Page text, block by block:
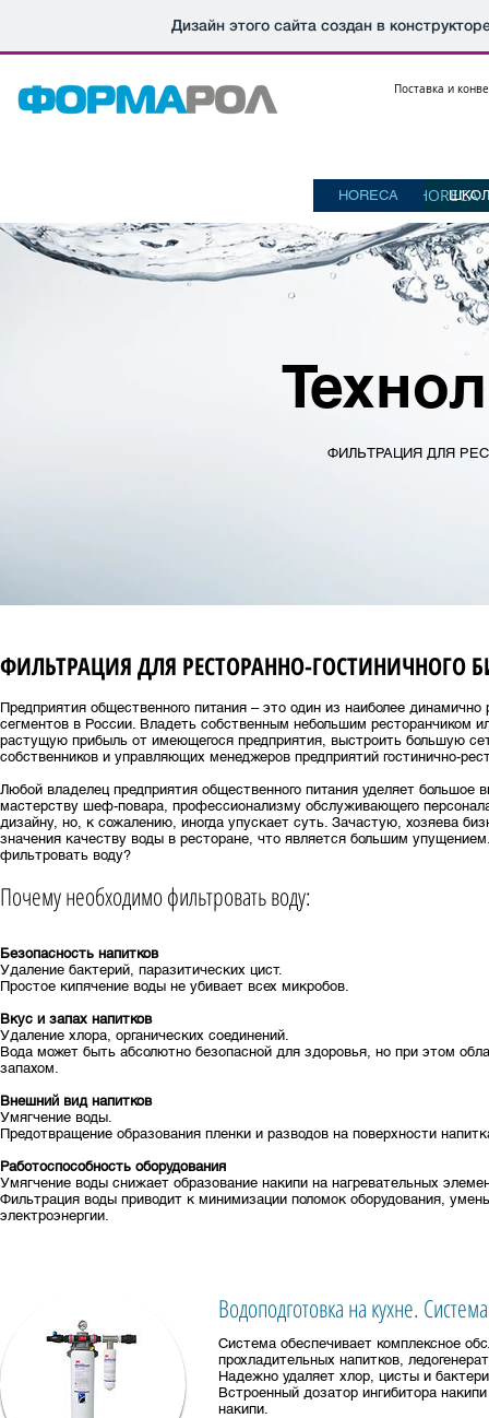
Дизайн этого сайта создан в
Поставка и
HORECA HORECA
HORECA
ФИЛЬТРАЦИЯ ДЛЯ
ФИЛЬТРАЦИЯ ДЛЯ РЕСТОРАННО-ГОСТИНИЧНОГО
Предприятия общественного питания – это один из наиболее
сегментов в России. Владеть собственным небольшим ресторанчиком
растущую прибыль от имеющегося предприятия, выстроить большую
собственников и управляющих менеджеров предприятий гостинично-
Любой владелец предприятия общественного питания уделяет большое
мастерству шеф-повара, профессионализму обслуживающего
дизайну, но, к сожалению, иногда упускает суть. Зачастую, хозяева
значения качеству воды в ресторане, что является большим
фильтровать воду?
Почему необходимо фильтровать воду:
Безопасность напитков
Удаление бактерий, паразитических цист.
Простое кипячение воды не убивает всех микробов.
Вкус и запах напитков
Удаление хлора, органических соединений.
Вода может быть абсолютно безопасной для здоровья, но при этом
запахом.
Внешний вид напитков
Умягчение воды.
Предотвращение образования пленки и разводов на поверхности
Работоспособность оборудования
Умягчение воды снижает образование накипи на нагревательных
Фильтрация воды приводит к минимизации поломок оборудования,
электроэнергии.
Водоподготовка на кухне.
Система обеспечивает комплексное
прохладительных напитков,
Надежно удаляет хлор, цисты и
Встроенный дозатор ингибитора
накипи.